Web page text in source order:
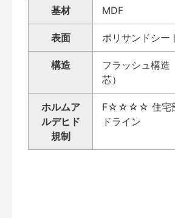
基材 MDF
表面 ポリサンドシー
構造
フラッシュ構造
芯）
ホルムア
ルデヒド
規制
F☆☆☆☆ 住宅部
ドライン